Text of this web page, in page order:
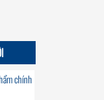
chính